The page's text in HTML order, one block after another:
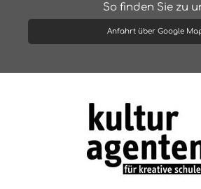
So finden Sie zu
Anfahrt über Google